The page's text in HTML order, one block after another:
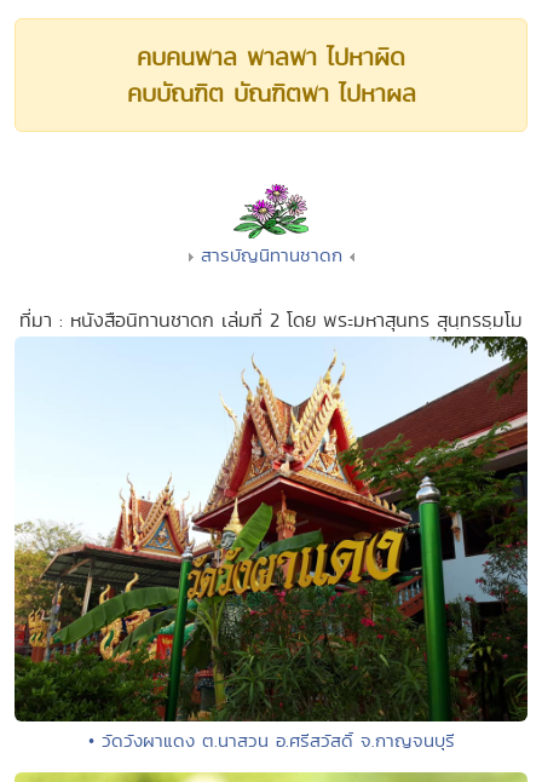
คบคนพาล พาลพา ไปหาผิด
คบบัณฑิต บัณฑิตพา ไปหาผล
สารบัญนิทานชาดก
ที่มา : หนังสือนิทานชาดก เล่มที่ 2 โดย พระมหาสุนทร สุนฺทรธฺมโม
• วัดวังผาแดง ต.นาสวน อ.ศรีสวัสดิ์ จ.กาญจนบุรี